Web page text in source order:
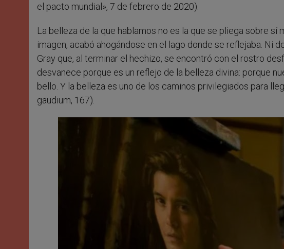
el pacto mundial», 7 de febrero de 2020).
La belleza de la que hablamos no es la que se pliega sobre
imagen, acabó ahogándose en el lago donde se reflejaba. Ni
Gray que, al terminar el hechizo, se encontró con el rostro
desvanece porque es un reflejo de la belleza divina: porque
bello. Y la belleza es uno de los caminos privilegiados para
gaudium, 167).